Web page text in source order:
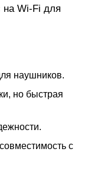
на Wi-Fi для
наушников.
но быстрая
с